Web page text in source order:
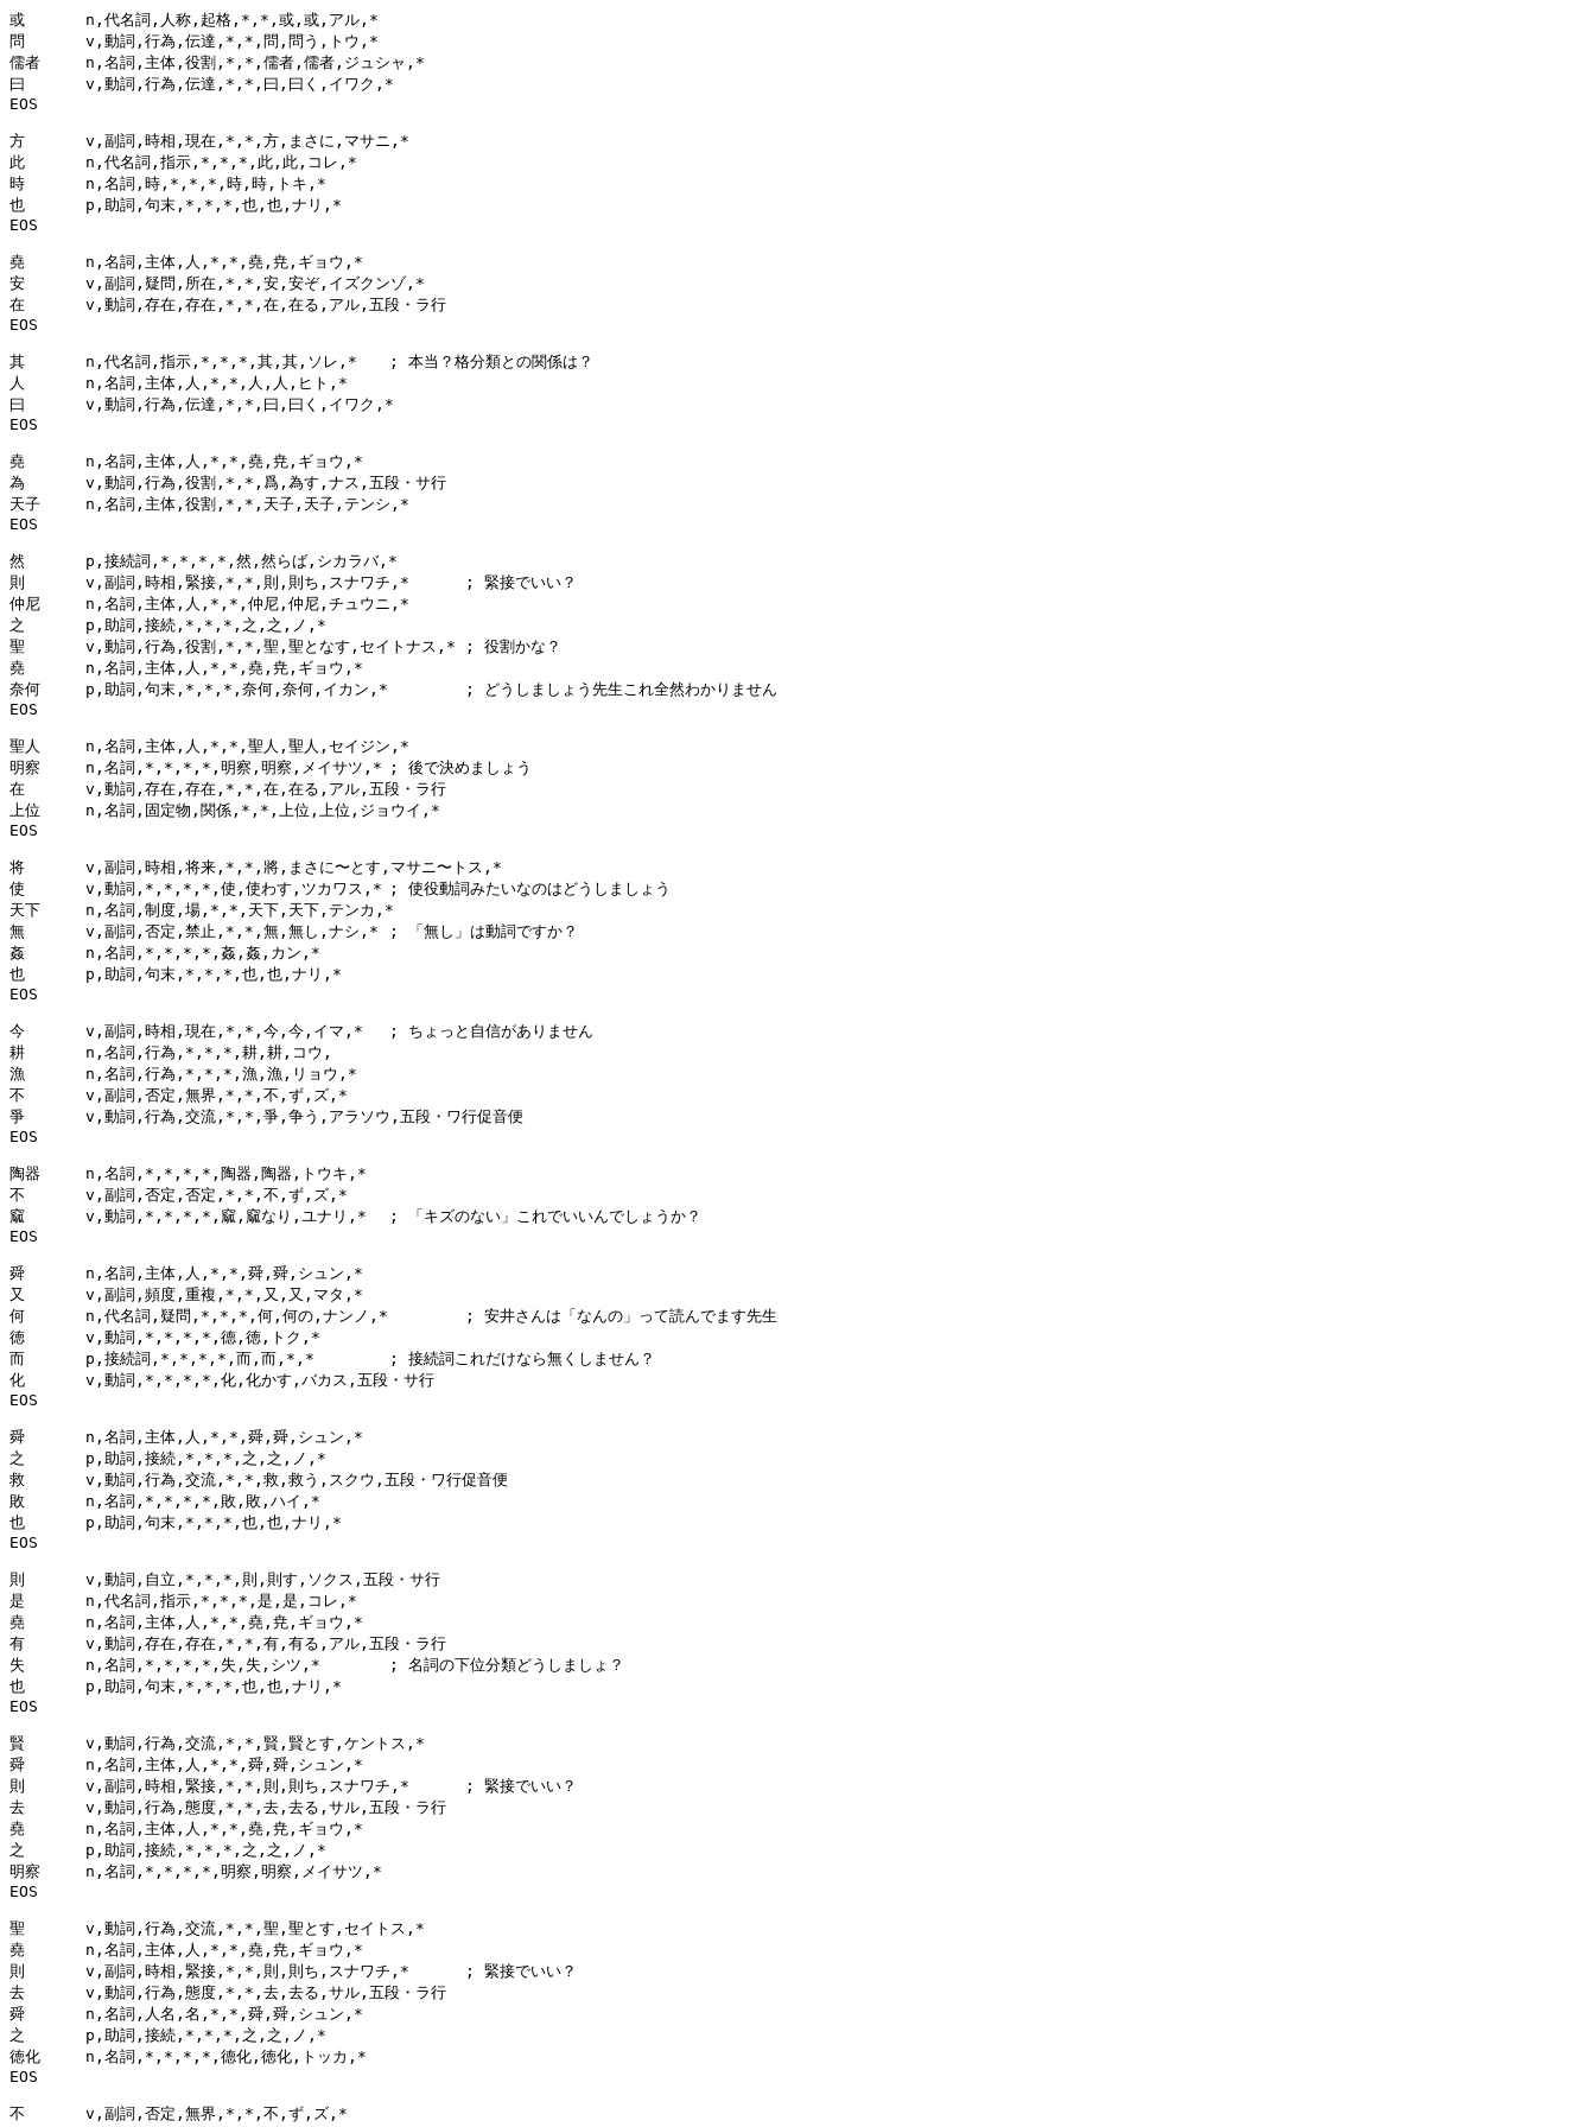
或	n,代名詞,人称,起格,*,*,或,或,アル,*
問	v,動詞,行為,伝達,*,*,問,問う,トウ,*
儒者	n,名詞,主体,役割,*,*,儒者,儒者,ジュシャ,*
曰	v,動詞,行為,伝達,*,*,曰,曰く,イワク,*
EOS
方	v,副詞,時相,現在,*,*,方,まさに,マサニ,*
此	n,代名詞,指示,*,*,*,此,此,コレ,*
時	n,名詞,時,*,*,*,時,時,トキ,*
也	p,助詞,句末,*,*,*,也,也,ナリ,*
EOS
堯	n,名詞,主体,人,*,*,堯,尭,ギョウ,*
安	v,副詞,疑問,所在,*,*,安,安ぞ,イズクンゾ,*
在	v,動詞,存在,存在,*,*,在,在る,アル,五段・ラ行
EOS
其	n,代名詞,指示,*,*,*,其,其,ソレ,*	; 本当？格分類との関係は？
人	n,名詞,主体,人,*,*,人,人,ヒト,*
曰	v,動詞,行為,伝達,*,*,曰,曰く,イワク,*
EOS
堯	n,名詞,主体,人,*,*,堯,尭,ギョウ,*
為	v,動詞,行為,役割,*,*,爲,為す,ナス,五段・サ行
天子	n,名詞,主体,役割,*,*,天子,天子,テンシ,*
EOS
然	p,接続詞,*,*,*,*,然,然らば,シカラバ,*
則	v,副詞,時相,緊接,*,*,則,則ち,スナワチ,*	; 緊接でいい？
仲尼	n,名詞,主体,人,*,*,仲尼,仲尼,チュウニ,*
之	p,助詞,接続,*,*,*,之,之,ノ,*
聖	v,動詞,行為,役割,*,*,聖,聖となす,セイトナス,*	; 役割かな？
堯	n,名詞,主体,人,*,*,堯,尭,ギョウ,*
奈何	p,助詞,句末,*,*,*,奈何,奈何,イカン,*	; どうしましょう先生これ全然わかりません
EOS
聖人	n,名詞,主体,人,*,*,聖人,聖人,セイジン,*
明察	n,名詞,*,*,*,*,明察,明察,メイサツ,*	; 後で決めましょう
在	v,動詞,存在,存在,*,*,在,在る,アル,五段・ラ行
上位	n,名詞,固定物,関係,*,*,上位,上位,ジョウイ,*
EOS
将	v,副詞,時相,将来,*,*,將,まさに〜とす,マサニ〜トス,*
使	v,動詞,*,*,*,*,使,使わす,ツカワス,*	; 使役動詞みたいなのはどうしましょう
天下	n,名詞,制度,場,*,*,天下,天下,テンカ,*
無	v,副詞,否定,禁止,*,*,無,無し,ナシ,*	; 「無し」は動詞ですか？
姦	n,名詞,*,*,*,*,姦,姦,カン,*
也	p,助詞,句末,*,*,*,也,也,ナリ,*
EOS
今	v,副詞,時相,現在,*,*,今,今,イマ,*	; ちょっと自信がありません
耕	n,名詞,行為,*,*,*,耕,耕,コウ,
漁	n,名詞,行為,*,*,*,漁,漁,リョウ,*
不	v,副詞,否定,無界,*,*,不,ず,ズ,*
爭	v,動詞,行為,交流,*,*,爭,争う,アラソウ,五段・ワ行促音便
EOS
陶器	n,名詞,*,*,*,*,陶器,陶器,トウキ,*
不	v,副詞,否定,否定,*,*,不,ず,ズ,*
窳	v,動詞,*,*,*,*,窳,窳なり,ユナリ,*	; 「キズのない」これでいいんでしょうか？
EOS
舜	n,名詞,主体,人,*,*,舜,舜,シュン,*
又	v,副詞,頻度,重複,*,*,又,又,マタ,*
何	n,代名詞,疑問,*,*,*,何,何の,ナンノ,*	; 安井さんは「なんの」って読んでます先生
徳	v,動詞,*,*,*,*,德,徳,トク,*
而	p,接続詞,*,*,*,*,而,而,*,*	; 接続詞これだけなら無くしません？
化	v,動詞,*,*,*,*,化,化かす,バカス,五段・サ行
EOS
舜	n,名詞,主体,人,*,*,舜,舜,シュン,*
之	p,助詞,接続,*,*,*,之,之,ノ,*
救	v,動詞,行為,交流,*,*,救,救う,スクウ,五段・ワ行促音便
敗	n,名詞,*,*,*,*,敗,敗,ハイ,*
也	p,助詞,句末,*,*,*,也,也,ナリ,*
EOS
則	v,動詞,自立,*,*,*,則,則す,ソクス,五段・サ行
是	n,代名詞,指示,*,*,*,是,是,コレ,*
堯	n,名詞,主体,人,*,*,堯,尭,ギョウ,*
有	v,動詞,存在,存在,*,*,有,有る,アル,五段・ラ行
失	n,名詞,*,*,*,*,失,失,シツ,*	; 名詞の下位分類どうしましょ？
也	p,助詞,句末,*,*,*,也,也,ナリ,*
EOS
賢	v,動詞,行為,交流,*,*,賢,賢とす,ケントス,*
舜	n,名詞,主体,人,*,*,舜,舜,シュン,*
則	v,副詞,時相,緊接,*,*,則,則ち,スナワチ,*	; 緊接でいい？
去	v,動詞,行為,態度,*,*,去,去る,サル,五段・ラ行
堯	n,名詞,主体,人,*,*,堯,尭,ギョウ,*
之	p,助詞,接続,*,*,*,之,之,ノ,*
明察	n,名詞,*,*,*,*,明察,明察,メイサツ,*
EOS
聖	v,動詞,行為,交流,*,*,聖,聖とす,セイトス,*
堯	n,名詞,主体,人,*,*,堯,尭,ギョウ,*
則	v,副詞,時相,緊接,*,*,則,則ち,スナワチ,*	; 緊接でいい？
去	v,動詞,行為,態度,*,*,去,去る,サル,五段・ラ行
舜	n,名詞,人名,名,*,*,舜,舜,シュン,*
之	p,助詞,接続,*,*,*,之,之,ノ,*
徳化	n,名詞,*,*,*,*,德化,徳化,トッカ,*
EOS
不	v,副詞,否定,無界,*,*,不,ず,ズ,*